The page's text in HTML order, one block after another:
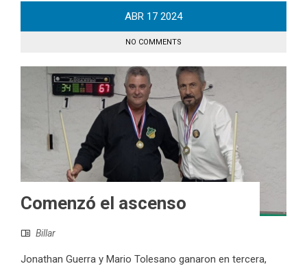
ABR 17 2024
NO COMMENTS
Comenzó el ascenso
Billar
Jonathan Guerra y Mario Tolesano ganaron en tercera,